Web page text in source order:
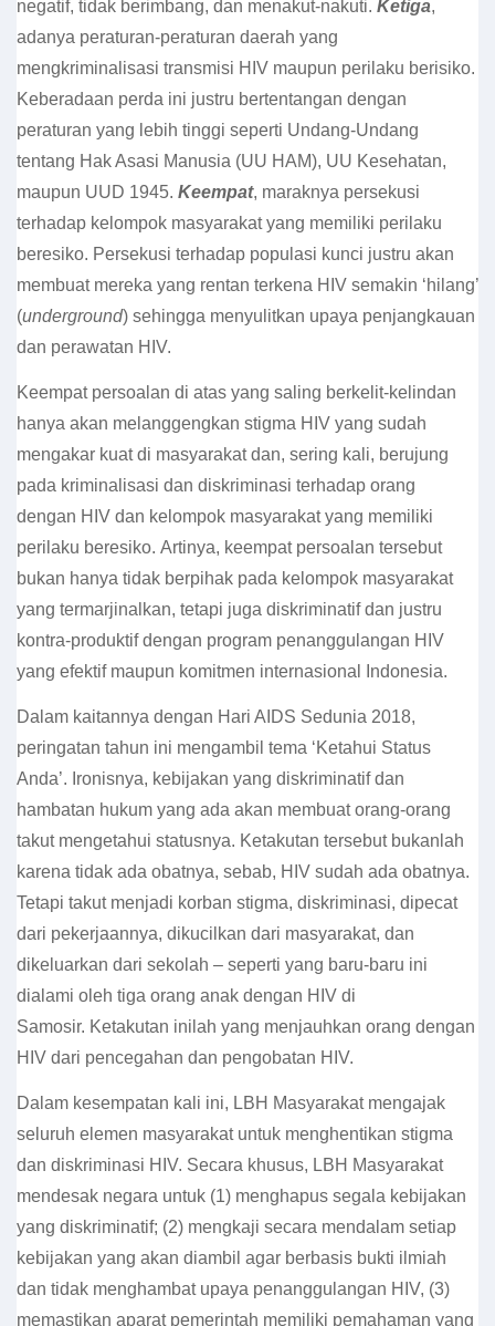
negatif, tidak berimbang, dan menakut-nakuti. Ketiga,
adanya peraturan-peraturan daerah yang
mengkriminalisasi transmisi HIV maupun perilaku berisiko.
Keberadaan perda ini justru bertentangan dengan
peraturan yang lebih tinggi seperti Undang-Undang
tentang Hak Asasi Manusia (UU HAM), UU Kesehatan,
maupun UUD 1945. Keempat, maraknya persekusi
terhadap kelompok masyarakat yang memiliki perilaku
beresiko. Persekusi terhadap populasi kunci justru akan
membuat mereka yang rentan terkena HIV semakin ‘hilang’
(underground) sehingga menyulitkan upaya penjangkauan
dan perawatan HIV.
Keempat persoalan di atas yang saling berkelit-kelindan
hanya akan melanggengkan stigma HIV yang sudah
mengakar kuat di masyarakat dan, sering kali, berujung
pada kriminalisasi dan diskriminasi terhadap orang
dengan HIV dan kelompok masyarakat yang memiliki
perilaku beresiko. Artinya, keempat persoalan tersebut
bukan hanya tidak berpihak pada kelompok masyarakat
yang termarjinalkan, tetapi juga diskriminatif dan justru
kontra-produktif dengan program penanggulangan HIV
yang efektif maupun komitmen internasional Indonesia.
Dalam kaitannya dengan Hari AIDS Sedunia 2018,
peringatan tahun ini mengambil tema ‘Ketahui Status
Anda’. Ironisnya, kebijakan yang diskriminatif dan
hambatan hukum yang ada akan membuat orang-orang
takut mengetahui statusnya. Ketakutan tersebut bukanlah
karena tidak ada obatnya, sebab, HIV sudah ada obatnya.
Tetapi takut menjadi korban stigma, diskriminasi, dipecat
dari pekerjaannya, dikucilkan dari masyarakat, dan
dikeluarkan dari sekolah – seperti yang baru-baru ini
dialami oleh tiga orang anak dengan HIV di
Samosir. Ketakutan inilah yang menjauhkan orang dengan
HIV dari pencegahan dan pengobatan HIV.
Dalam kesempatan kali ini, LBH Masyarakat mengajak
seluruh elemen masyarakat untuk menghentikan stigma
dan diskriminasi HIV. Secara khusus, LBH Masyarakat
mendesak negara untuk (1) menghapus segala kebijakan
yang diskriminatif; (2) mengkaji secara mendalam setiap
kebijakan yang akan diambil agar berbasis bukti ilmiah
dan tidak menghambat upaya penanggulangan HIV, (3)
memastikan aparat pemerintah memiliki pemahaman yang